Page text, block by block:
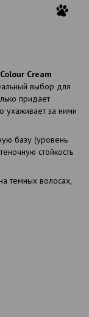
Cream
выбор для
придает
ухаживает за ними
базу (уровень
стойкость
темных волосах,